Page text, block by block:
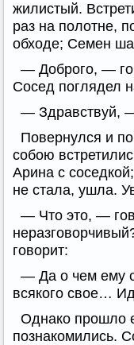
жилистый.
раз на полотне,
обходе; Семен
— Доброго, —
Сосед поглядел
— Здравствуй,
Повернулся и
собою
Арина с
не стала, ушла.
— Что это, —
говорит:
— Да о чем ему с
всякого свое…
Однако прошло
познакомились.